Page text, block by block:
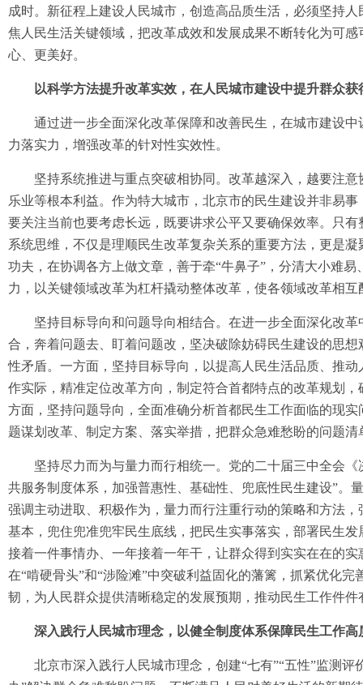
成时。新征程上建设人民城市，创造高品质生活，必须坚持
焦人民生活关键领域，把改革成效和发展成果不断转化为可
心、更美好。
以科学方法提升改革实效，在人民城市建设中提升群众
通过进一步全面深化改革保障和改善民生，在城市建设中
力落实力，增强改革的针对性实效性。
坚持系统推进与重点突破相协同。改革越深入，越要注意
乐业等根本利益。作为特大城市，北京市的民生建设并非易
要关注当前也要考虑长远，既要讲求公平又要确保效率。只
系统思维，不仅是理顺民生改革复杂关系的重要方法，更是
功夫，在协调各方上做文章，善于牵“牛鼻子”，分清大小难
力，以关键领域改革为杠杆撬动整体改革，使各领域改革相互
坚持目标导向和问题导向相结合。在进一步全面深化改革
合，奔着问题去、盯着问题改，坚决破除妨碍民生建设的思
性矛盾。一方面，坚持目标导向，以提高人民生活品质、推
作实际，精准定位改革方向，制定符合首都特点的改革规划
方面，坚持问题导向，全面准确分析首都民生工作面临的现
题谋划改革、制定方案、落实举措，把群众急难愁盼的问题
坚持尽力而为与量力而行相统一。党的二十届三中全会《
共服务制度体系，加强普惠性、基础性、兜底性民生建设”。
强调主动进取、积极作为，量力而行注重行动的策略和方法
基本，兜住兜准兜牢民生底线，把民生实事落实，部署民生
接着一件事情办、一年接着一年干，让群众得到实实在在的
在“啃硬骨头”和“涉险滩”中突破利益固化的藩篱，抓紧优化
韧，为人民群众提供清晰稳定的发展预期，推动民生工作件
深入践行人民城市理念，以健全制度体系保障民生工作高
北京市深入践行人民城市理念，创建“七有”“五性”监测评